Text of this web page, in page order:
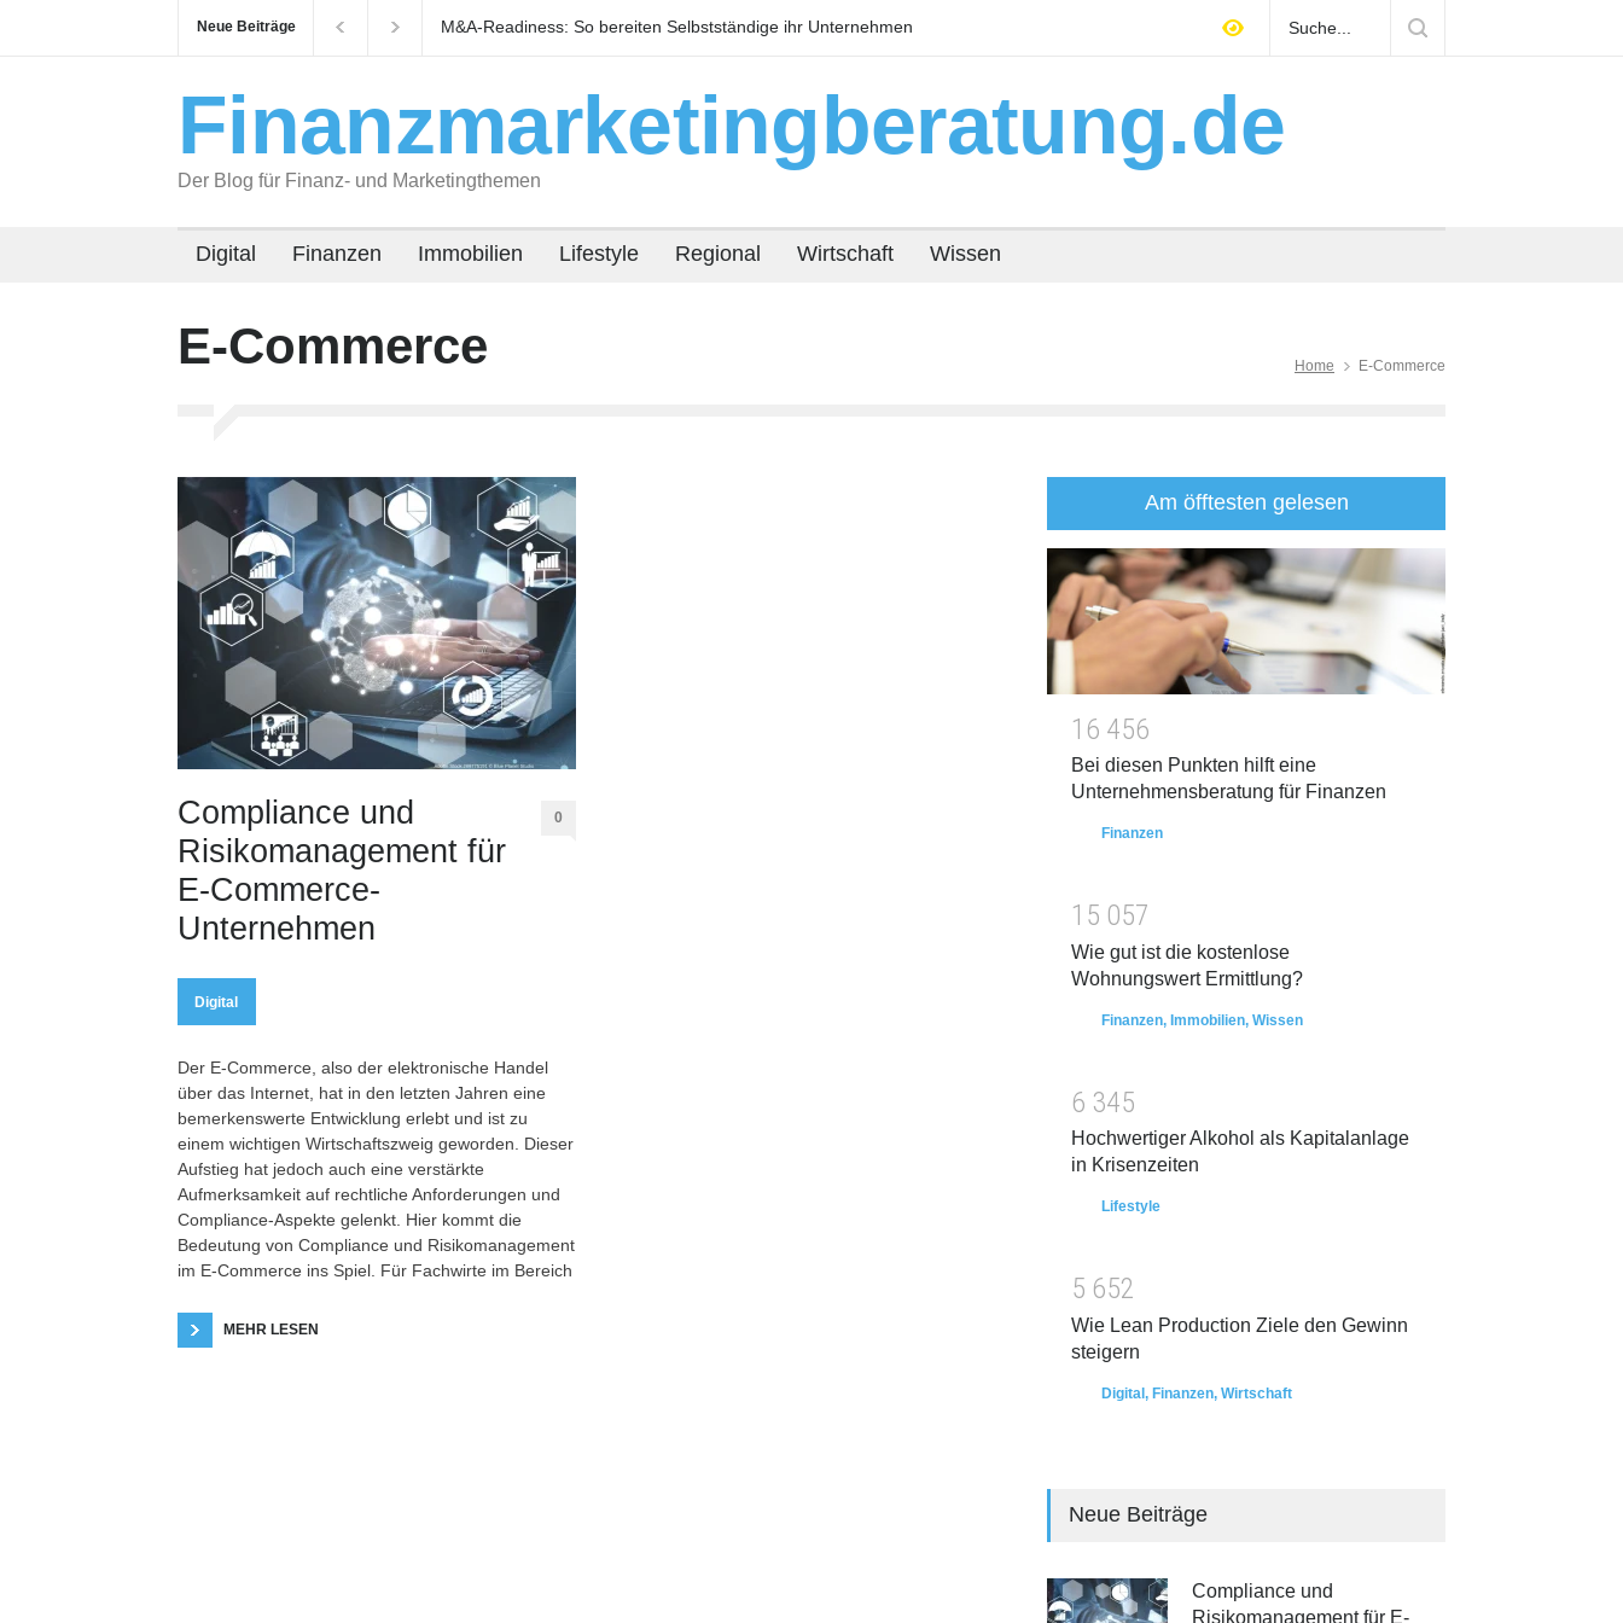
Neue Beiträge
M&A-Readiness: So bereiten Selbstständige ihr Unternehmen
Warum technisches Gebäudemanagement über
Finanzmarketingberatung.de
Der Blog für Finanz- und Marketingthemen
Digital Finanzen Immobilien Lifestyle Regional Wirtschaft Wissen
E-Commerce Home E-Commerce
Compliance und
Risikomanagement für
E-Commerce-
Unternehmen
0
Digital
Der E-Commerce, also der elektronische Handel
über das Internet, hat in den letzten Jahren eine
bemerkenswerte Entwicklung erlebt und ist zu
einem wichtigen Wirtschaftszweig geworden. Dieser
Aufstieg hat jedoch auch eine verstärkte
Aufmerksamkeit auf rechtliche Anforderungen und
Compliance-Aspekte gelenkt. Hier kommt die
Bedeutung von Compliance und Risikomanagement
im E-Commerce ins Spiel. Für Fachwirte im Bereich
MEHR LESEN
Am öfftesten gelesen
1 6 456
Bei diesen Punkten hilft eine
Unternehmensberatung für Finanzen
Finanzen
1 5 057
Wie gut ist die kostenlose
Wohnungswert Ermittlung?
Finanzen, Immobilien, Wissen
6 345
Hochwertiger Alkohol als Kapitalanlage
in Krisenzeiten
Lifestyle
5 652
Wie Lean Production Ziele den Gewinn
steigern
Digital , Finanzen, Wirtschaft
Neue Beiträge
Compliance und
Risikomanagement für E-